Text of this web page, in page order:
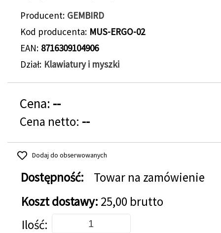
Producent GEMBIRD
Kod producenta MUS-ERGO-02
EAN 8716309104906
Dział Klawiatury i myszki
Cena: --
Cena netto: --
Dodaj do obserwowanych
Dostępność:
Towar na zamówienie
Koszt dostawy: 25,00 brutto
Dodaj do koszyka
Ilość